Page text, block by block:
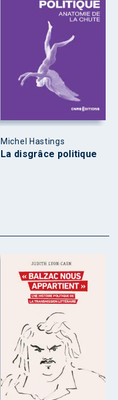
Michel Hastings
La disgrâce politique